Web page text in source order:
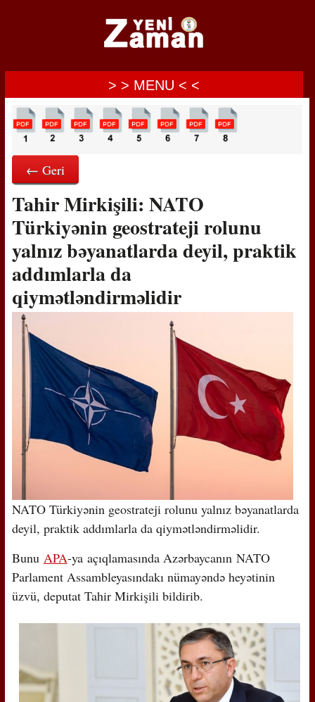
> > MENU < <
← Geri
Tahir Mirkişili: NATO
Türkiyənin geostrateji rolunu
yalnız bəyanatlarda deyil, praktik
addımlarla da
qiymətləndirməlidir
NATO Türkiyənin geostrateji rolunu yalnız bəyanatlarda
deyil, praktik addımlarla da qiymətləndirməlidir.
Bunu APA-ya açıqlamasında Azərbaycanın NATO
Parlament Assambleyasındakı nümayəndə heyətinin
üzvü, deputat Tahir Mirkişili bildirib.